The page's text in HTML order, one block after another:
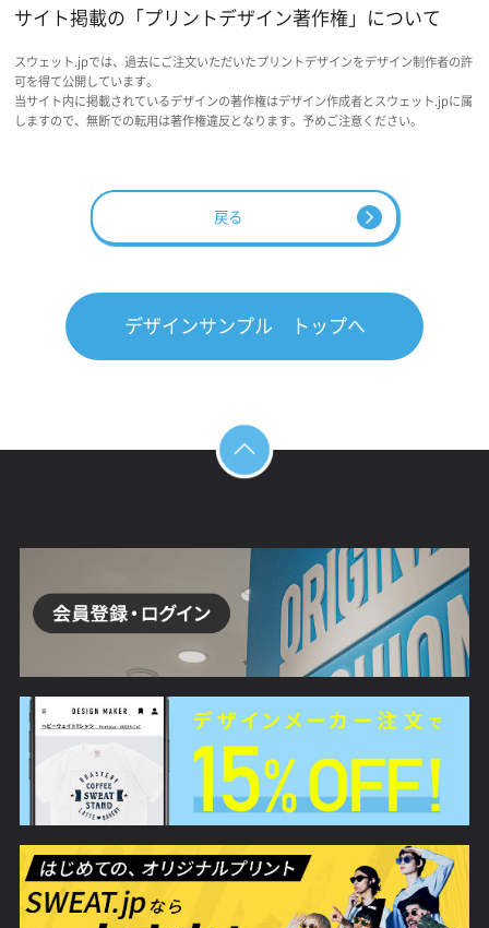
サイト掲載の「プリントデザイン著作権」について
スウェット.jpでは、過去にご注文いただいたプリントデザインをデザイン制作者の許
可を得て公開しています。
当サイト内に掲載されているデザインの著作権はデザイン作成者とスウェット.jpに属
しますので、無断での転用は著作権違反となります。予めご注意ください。
戻る
デザインサンプル トップへ